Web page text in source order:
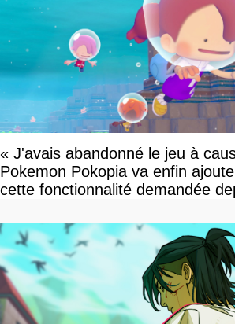
« J'avais abandonné le jeu à
Pokemon Pokopia va enfin
cette fonctionnalité demandée